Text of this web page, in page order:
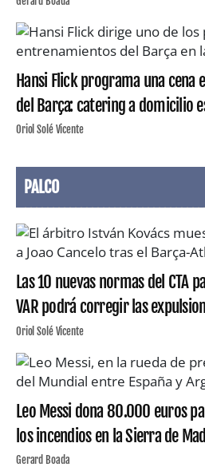
Hansi Flick programa una cena
del Barça: catering a domicilio
Oriol Solé Vicente
PALCO
Las 10 nuevas normas del CTA
VAR podrá corregir las
Oriol Solé Vicente
Leo Messi dona 80.000 euros
los incendios en la Sierra de
Gerard Boada